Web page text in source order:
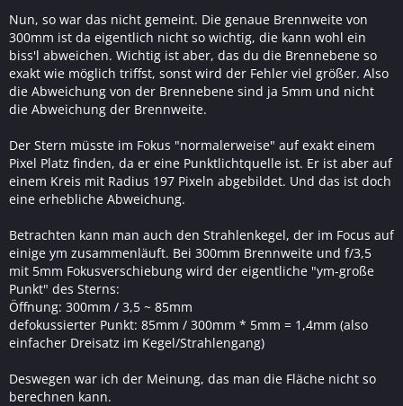
Nun, so war das nicht gemeint. Die genaue Brennweite von
300mm ist da eigentlich nicht so wichtig, die kann wohl ein
biss'l abweichen. Wichtig ist aber, das du die Brennebene so
exakt wie möglich triffst, sonst wird der Fehler viel größer. Also
die Abweichung von der Brennebene sind ja 5mm und nicht
die Abweichung der Brennweite.
Der Stern müsste im Fokus "normalerweise" auf exakt einem
Pixel Platz finden, da er eine Punktlichtquelle ist. Er ist aber auf
einem Kreis mit Radius 197 Pixeln abgebildet. Und das ist doch
eine erhebliche Abweichung.
Betrachten kann man auch den Strahlenkegel, der im Focus auf
einige ym zusammenläuft. Bei 300mm Brennweite und f/3,5
mit 5mm Fokusverschiebung wird der eigentliche "ym-große
Punkt" des Sterns:
Öffnung: 300mm / 3,5 ~ 85mm
defokussierter Punkt: 85mm / 300mm * 5mm = 1,4mm (also
einfacher Dreisatz im Kegel/Strahlengang)
Deswegen war ich der Meinung, das man die Fläche nicht so
berechnen kann.